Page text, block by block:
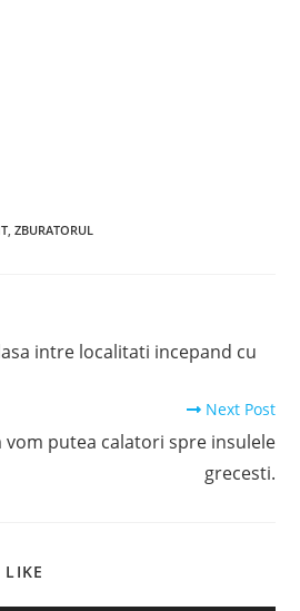
, ZBURATORUL
intre localitati incepand cu
Next Post
vom putea calatori spre insulele
grecesti.